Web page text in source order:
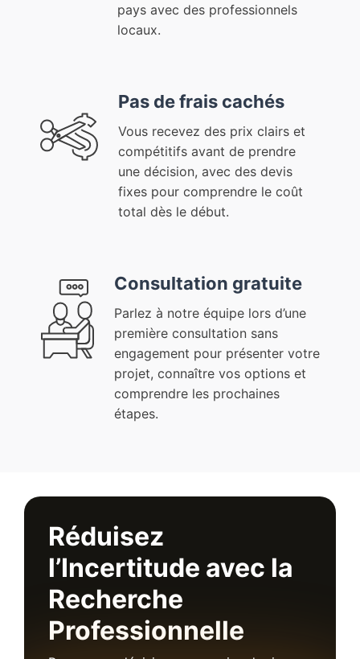
pays avec des professionnels
locaux.
Pas de frais cachés
Vous recevez des prix clairs et
compétitifs avant de prendre
une décision, avec des devis
fixes pour comprendre le coût
total dès le début.
Consultation gratuite
Parlez à notre équipe lors d’une
première consultation sans
engagement pour présenter votre
projet, connaître vos options et
comprendre les prochaines
étapes.
Réduisez
l’Incertitude avec la
Recherche
Professionnelle